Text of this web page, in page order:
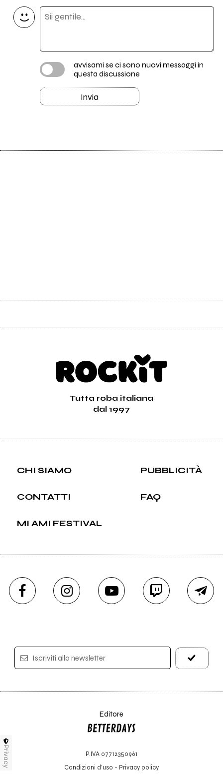
avvisami se ci sono nuovi messaggi in
questa discussione
Invia
Tutta roba italiana
dal 1997
CHI SIAMO PUBBLICITÀ
CONTATTI FAQ
MI AMI FESTIVAL
Iscriviti alla newsletter
Editore
P.IVA 07712350961
Condizioni d'uso - Privacy policy
Privacy